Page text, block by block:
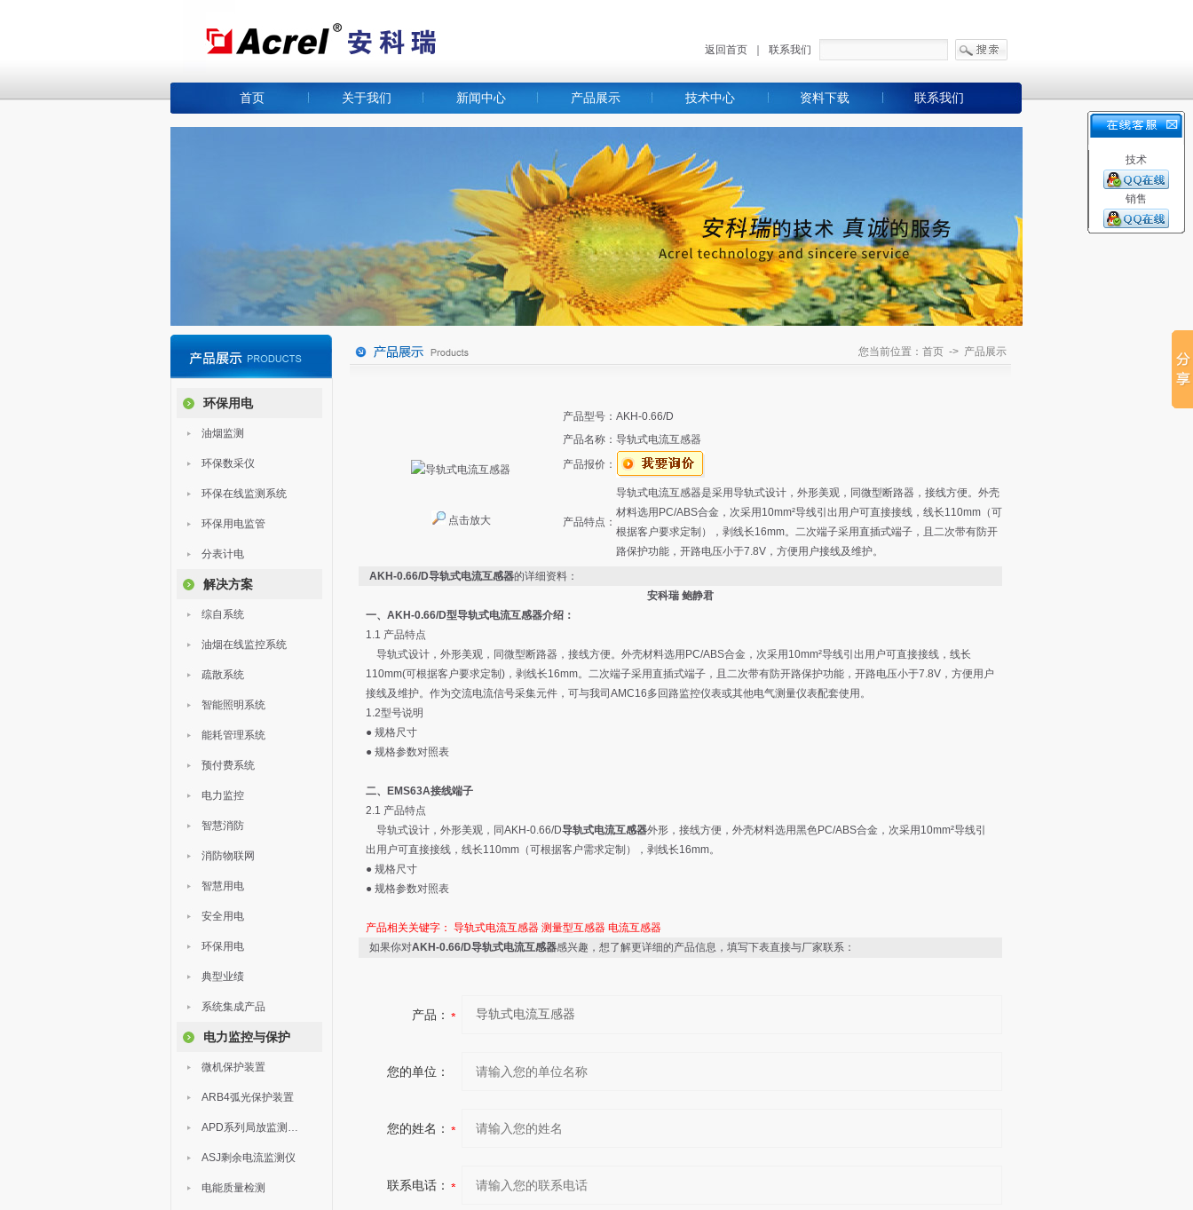
返回首页 联系我们
首页 关于我们 新闻中心 产品展示 技术中心 资料下载 联系我们
环保用电
油烟监测
环保数采仪
环保在线监测系统
环保用电监管
分表计电
解决方案
综自系统
油烟在线监控系统
疏散系统
智能照明系统
能耗管理系统
预付费系统
电力监控
智慧消防
消防物联网
智慧用电
安全用电
环保用电
典型业绩
系统集成产品
电力监控与保护
微机保护装置
ARB4弧光保护装置
APD系列局放监测装置
ASJ剩余电流监测仪
电能质量检测
您当前位置：首页 -> 产品展示
点击放大
产品型号： AKH-0.66/D
产品名称： 导轨式电流互感器
产品报价：
产品特点：
导轨式电流互感器是采用导轨式设计，外形美观，同微型断路器，接线方便。外壳
材料选用PC/ABS合金，次采用10mm²导线引出用户可直接接线，线长110mm（可
根据客户要求定制），剥线长16mm。二次端子采用直插式端子，且二次带有防开
路保护功能，开路电压小于7.8V，方便用户接线及维护。
AKH-0.66/D导轨式电流互感器的详细资料：
安科瑞 鲍静君
一、AKH-0.66/D型导轨式电流互感器介绍：
1.1 产品特点
导轨式设计，外形美观，同微型断路器，接线方便。外壳材料选用PC/ABS合金，次采用10mm²导线引出用户可直接接线，线长
110mm(可根据客户要求定制)，剥线长16mm。二次端子采用直插式端子，且二次带有防开路保护功能，开路电压小于7.8V，方便用户
接线及维护。作为交流电流信号采集元件，可与我司AMC16多回路监控仪表或其他电气测量仪表配套使用。
1.2型号说明
● 规格尺寸
● 规格参数对照表
二、EMS63A接线端子
2.1 产品特点
导轨式设计，外形美观，同AKH-0.66/D导轨式电流互感器外形，接线方便，外壳材料选用黑色PC/ABS合金，次采用10mm²导线引
出用户可直接接线，线长110mm（可根据客户需求定制），剥线长16mm。
● 规格尺寸
● 规格参数对照表
产品相关关键字： 导轨式电流互感器 测量型互感器 电流互感器
如果你对AKH-0.66/D导轨式电流互感器感兴趣，想了解更详细的产品信息，填写下表直接与厂家联系：
产品：
您的单位：
您的姓名：
联系电话：
技术
销售